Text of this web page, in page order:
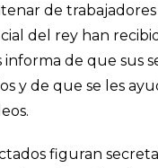
de
del rey han
informa de que sus
y de que se les
figuran